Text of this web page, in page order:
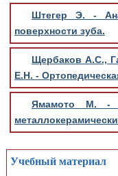
Штегер Э. -
поверхности зуба.
Щербаков А.С.,
Е.Н. -
Ямамото М. -
Учебный материал